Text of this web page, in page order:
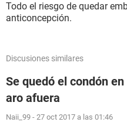
Todo el riesgo de quedar
anticoncepción.
Discusiones similares
Se quedó el condón
aro afuera
Naii_99 - 27 oct 2017 a las 01:46